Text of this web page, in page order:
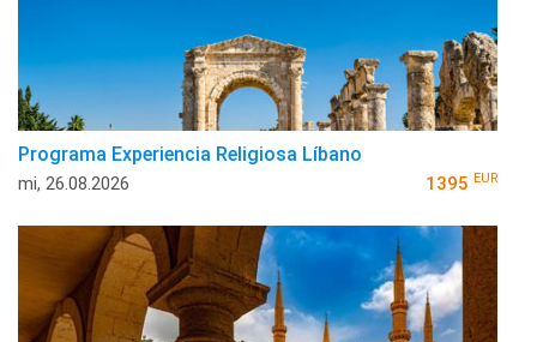
Programa Experiencia Religiosa Líbano
mi, 26.08.2026 1395 EUR